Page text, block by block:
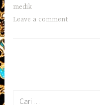
medik
Leave a comment